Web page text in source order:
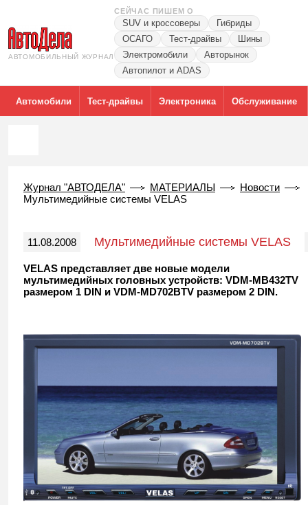
АВТОМОБИЛЬНЫЙ ЖУРНАЛ
СЕЙЧАС ПИШЕМ О
SUV и кроссоверы
Гибриды
ОСАГО
Тест-драйвы
Шины
Электромобили
Авторынок
Автопилот и ADAS
Автомобили Тест-драйвы Электроника Обслуживание
Журнал "АВТОДЕЛА" МАТЕРИАЛЫ
Новости
Мультимедийные системы VELAS
11.08.2008 Мультимедийные системы VELAS
VELAS представляет две новые модели
мультимедийных головных устройств: VDM-MB432TV
размером 1 DIN и VDM-MD702BTV размером 2 DIN.